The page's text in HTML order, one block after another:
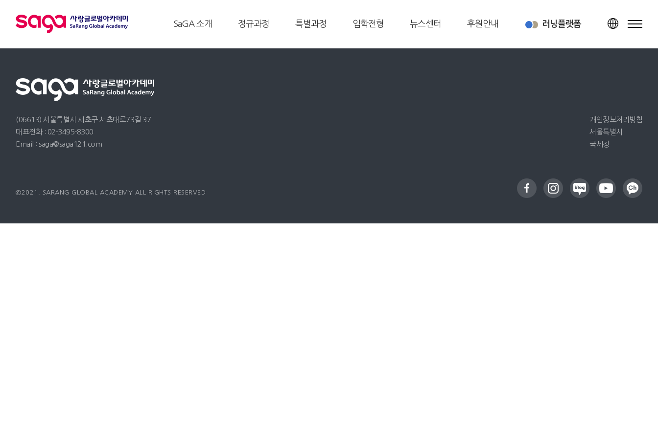
SaGA 소개 정규과정 특별과정 입학전형 뉴스센터 후원안내 러닝플랫폼 TOP
(06613) 서울특별시 서초구 서초대로73길 37
대표전화 : 02-3495-8300
Email : saga@saga121.com
개인정보처리방침
서울특별시
국세청
©2021. SARANG GLOBAL ACADEMY ALL RIGHTS RESERVED